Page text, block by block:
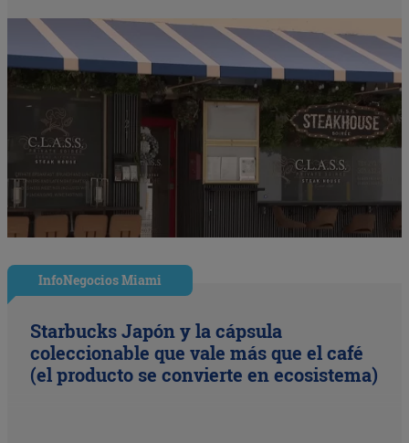
InfoNegocios Miami
Starbucks Japón y la cápsula
coleccionable que vale más que el café
(el producto se convierte en ecosistema)